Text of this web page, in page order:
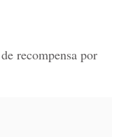
recompensa por